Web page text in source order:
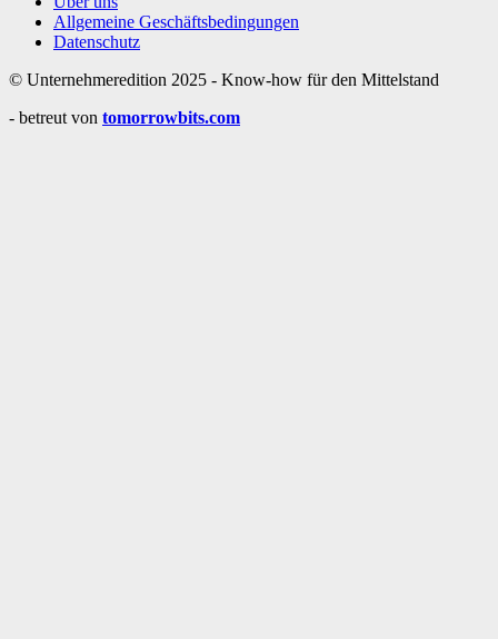
Allgemeine Geschäftsbedingungen
Datenschutz
© Unternehmeredition 2025 - Know-how für den Mittelstand
- betreut von tomorrowbits.com